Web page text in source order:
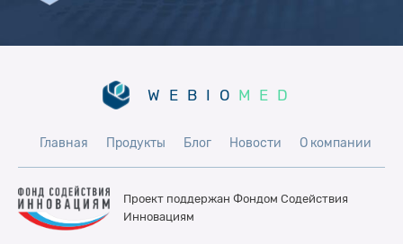
WEBIO MED
Главная Продукты Блог Новости О компании
Проект поддержан Фондом Содействия
Инновациям